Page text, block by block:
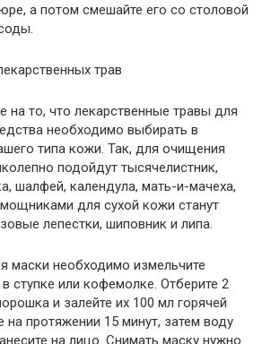
а потом смешайте его со столовой
трав
на то, что лекарственные травы для
необходимо выбирать в
типа кожи. Так, для очищения
подойдут тысячелистник,
шалфей, календула, мать-и-мачеха,
для сухой кожи станут
лепестки, шиповник и липа.
маски необходимо измельчите
ступке или кофемолке. Отберите 2
и залейте их 100 мл горячей
на протяжении 15 минут, затем воду
на лицо. Снимать маску нужно